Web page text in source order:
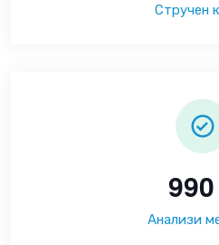
Стручен
990
Анализи